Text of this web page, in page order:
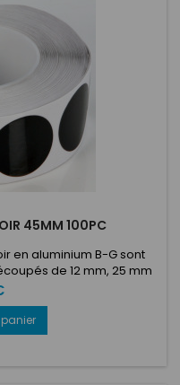
45MM 100PC
en aluminium B-G sont
de 12 mm, 25 mm
de 100 ou 1000. Dotés
résistant, ces
simplement retirés du
n'importe quelle zone